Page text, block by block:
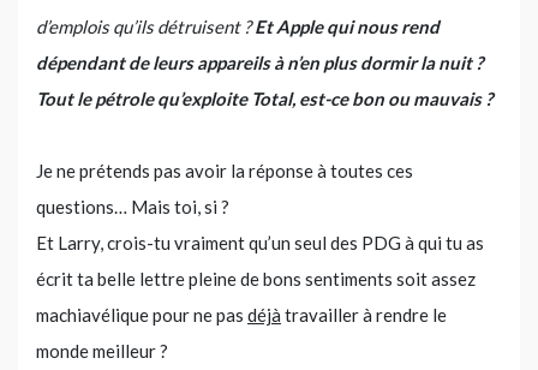
d’emplois qu’ils détruisent ?Et Apple qui nous rend
dépendant de leurs appareils à n’en plus dormir la nuit ?
Tout le pétrole qu’exploite Total, est-ce bon ou mauvais ?
Je ne prétends pas avoir la réponse à toutes ces
questions… Mais toi, si ?
Et Larry, crois-tu vraiment qu’un seul des PDG à qui tu as
écrit ta belle lettre pleine de bons sentiments soit assez
machiavélique pour ne pas déjà travailler à rendre le
monde meilleur ?